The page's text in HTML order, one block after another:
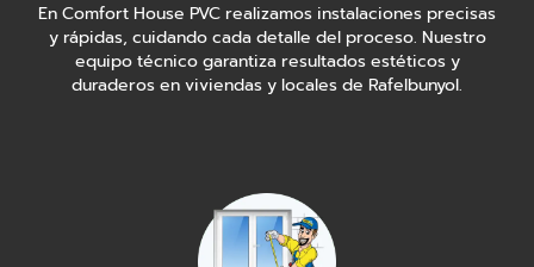
En Comfort House PVC realizamos instalaciones precisas
y rápidas, cuidando cada detalle del proceso. Nuestro
equipo técnico garantiza resultados estéticos y
duraderos en viviendas y locales de Rafelbunyol.